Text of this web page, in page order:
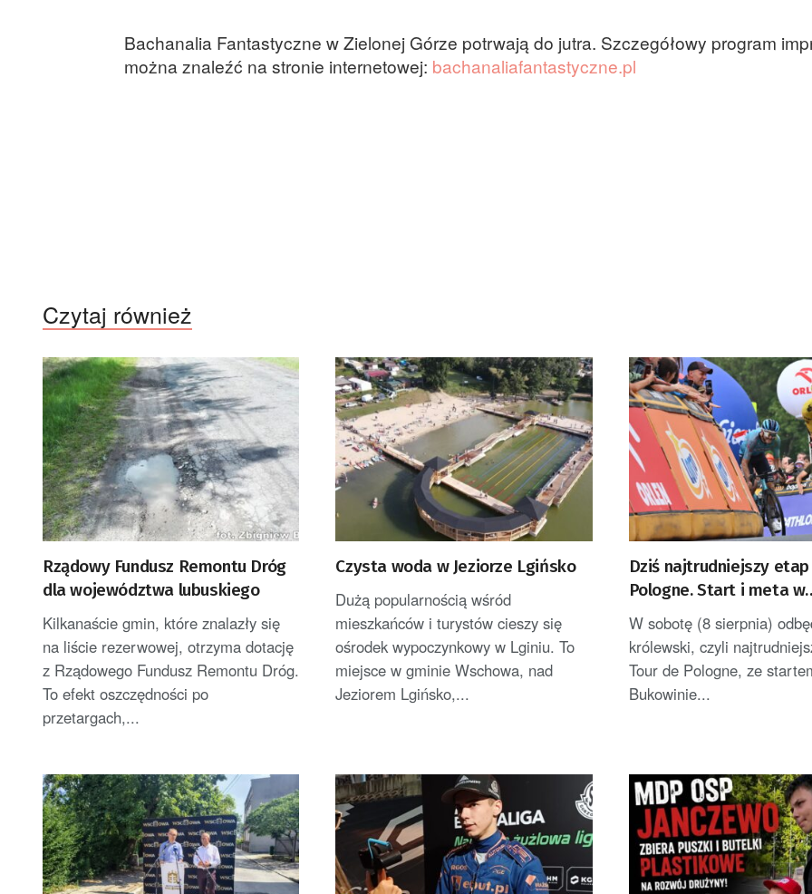
Bachanalia Fantastyczne w Zielonej Górze potrwają do jutra. Szczegółowy program
można znaleźć na stronie internetowej: bachanaliafantastyczne.pl
Czytaj również
Rządowy Fundusz Remontu Dróg
dla województwa lubuskiego
Kilkanaście gmin, które znalazły się
na liście rezerwowej, otrzyma dotację
z Rządowego Fundusz Remontu Dróg.
To efekt oszczędności po
przetargach,...
Czysta woda w Jeziorze Lgińsko
Dużą popularnością wśród
mieszkańców i turystów cieszy się
ośrodek wypoczynkowy w Lginiu. To
miejsce w gminie Wschowa, nad
Jeziorem Lgińsko,...
Dziś najtrudniejszy etap
Pologne. Start i meta w
Bukowinie Tatrzańskiej
W sobotę (8 sierpnia)
królewski, czyli
Tour de Pologne, ze
Bukowinie...